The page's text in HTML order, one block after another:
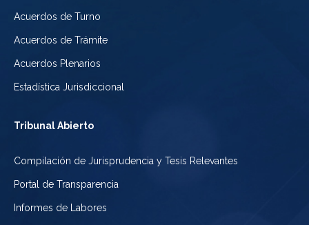
Acuerdos de Turno
Acuerdos de Trámite
Acuerdos Plenarios
Estadística Jurisdiccional
Tribunal Abierto
Compilación de Jurisprudencia y Tesis Relevantes
Portal de Transparencia
Informes de Labores